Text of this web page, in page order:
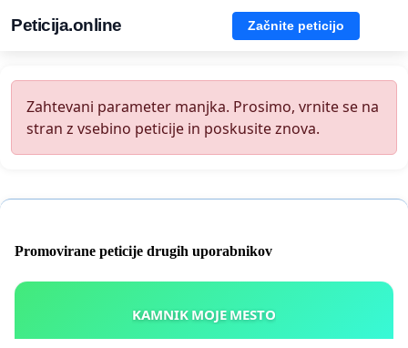
Peticija.online Začnite peticijo
Zahtevani parameter manjka. Prosimo, vrnite se na
stran z vsebino peticije in poskusite znova.
Promovirane peticije drugih uporabnikov
KAMNIK MOJE MESTO